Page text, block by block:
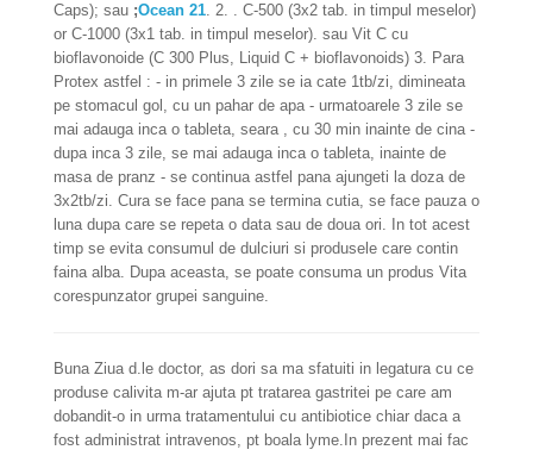
Caps); sau ;Ocean 21. 2. . C-500 (3х2 tab. in timpul meselor)
or C-1000 (3х1 tab. in timpul meselor). sau Vit C cu
bioflavonoide (C 300 Plus, Liquid C + bioflavonoids) 3. Para
Protex astfel : - in primele 3 zile se ia cate 1tb/zi, dimineata
pe stomacul gol, cu un pahar de apa - urmatoarele 3 zile se
mai adauga inca o tableta, seara , cu 30 min inainte de cina -
dupa inca 3 zile, se mai adauga inca o tableta, inainte de
masa de pranz - se continua astfel pana ajungeti la doza de
3x2tb/zi. Cura se face pana se termina cutia, se face pauza o
luna dupa care se repeta o data sau de doua ori. In tot acest
timp se evita consumul de dulciuri si produsele care contin
faina alba. Dupa aceasta, se poate consuma un produs Vita
corespunzator grupei sanguine.
Buna Ziua d.le doctor, as dori sa ma sfatuiti in legatura cu ce
produse calivita m-ar ajuta pt tratarea gastritei pe care am
dobandit-o in urma tratamentului cu antibiotice chiar daca a
fost administrat intravenos, pt boala lyme.In prezent mai fac